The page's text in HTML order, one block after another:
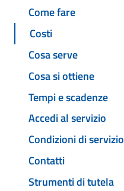
Come fare
Costi
Cosa serve
Cosa si ottiene
Tempi e scadenze
Accedi al servizio
Condizioni di servizio
Contatti
Strumenti di tutela